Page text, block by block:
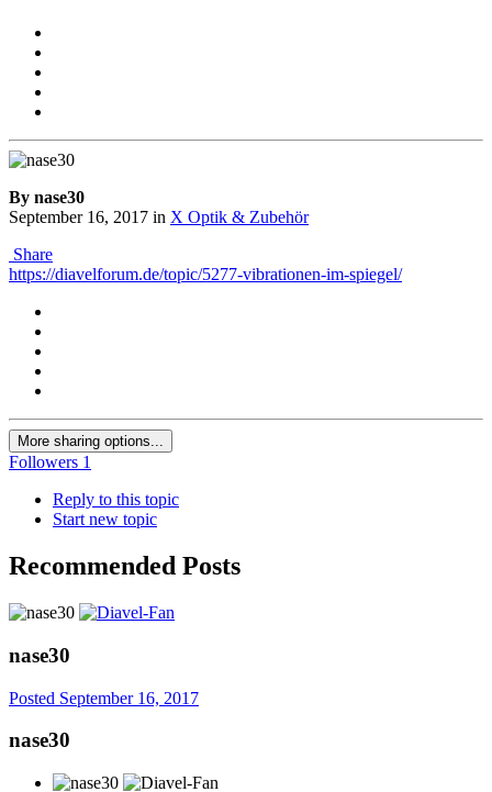
By nase30
September 16, 2017 in X Optik & Zubehör
Share
https://diavelforum.de/topic/5277-vibrationen-im-spiegel/
More sharing options...
Followers 1
Reply to this topic
Start new topic
Recommended Posts
nase30
Posted September 16, 2017
nase30